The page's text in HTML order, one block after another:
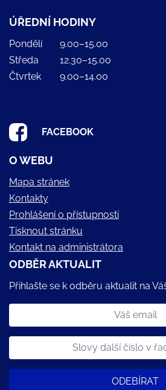
ÚŘEDNÍ HODINY
Pondělí
9.00–15.00
Středa
12.30–15.00
Čtvrtek
9.00–14.00
FACEBOOK
O WEBU
Mapa stránek
Kontakty
Prohlášení o přístupnosti
Tisknout stránku
Kontakt na administrátora
ODBĚR AKTUALIT
Přihlašte se k odběru aktualit na
ODEBÍRAT